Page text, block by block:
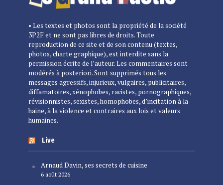
• Les textes et photos sont la propriété de la société
3P2F et ne sont pas libres de droits. Toute
reproduction de ce site et de son contenu (textes,
photos, charte graphique), est interdite sans la
permission écrite de l’auteur. Les commentaires sont
modérés à posteriori. Sont supprimés tous les
messages agressifs, injurieux, vulgaires, publicitaires,
diffamatoires, xénophobes, racistes, pornographiques,
révisionnistes, sexistes, homophobes, d’incitation à la
haine, à la violence et contraires aux lois et valeurs
humaines.
Live
Arnaud Davin, ses secrets de cuisine
6 août 2026